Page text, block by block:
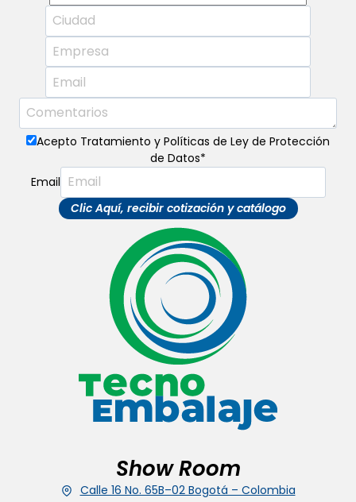
Acepto Tratamiento y Políticas de Ley de Protección
de Datos*
Email
Clic Aquí, recibir cotización y catálogo
Show Room
Calle 16 No. 65B–02 Bogotá – Colombia